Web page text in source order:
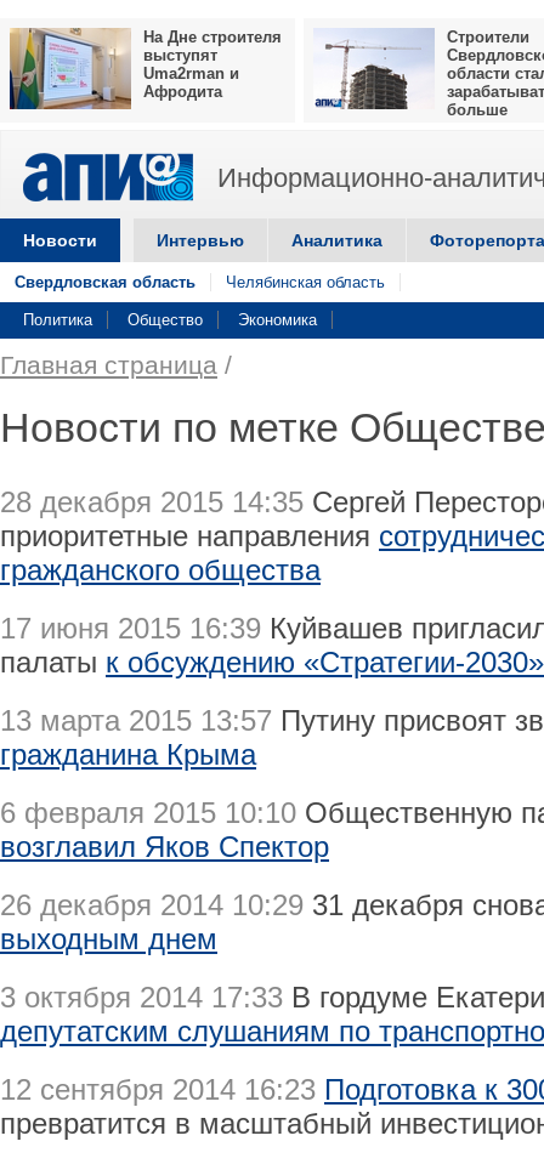
На Дне строителя
выступят
Uma2rman и
Афродита
Строители
области
больше
Информационно-
Новости Интервью Аналитика
Свердловская область Челябинская область
Политика Общество Экономика
Главная страница /
Новости по метке
28 декабря 2015 14:35 Сергей
приоритетные направления
гражданского общества
17 июня 2015 16:39 Куйвашев
палаты к обсуждению «Стратегии-2030»
13 марта 2015 13:57 Путину присвоят
гражданина Крыма
6 февраля 2015 10:10 Общественную
возглавил Яков Спектор
26 декабря 2014 10:29 31 декабря
выходным днем
3 октября 2014 17:33 В гордуме
депутатским слушаниям по
12 сентября 2014 16:23 Подготовка к
превратится в масштабный